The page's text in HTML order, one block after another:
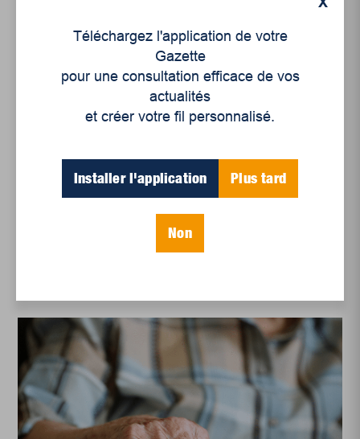
Femmes,Enjeux sociaux,Rubriques
Téléchargez l'application de votre
Gazette
pour une consultation efficace de vos
actualités
et créer votre fil personnalisé.
Installer l'application Plus tard
Non